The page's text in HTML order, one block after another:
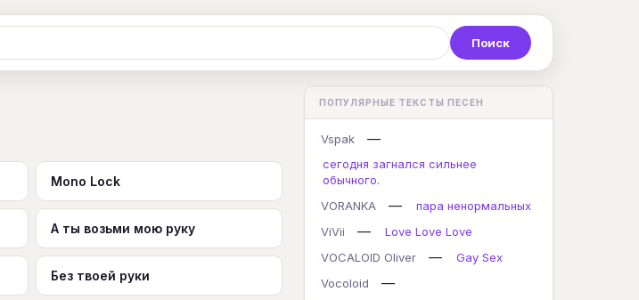
С Т У Ф Х Ц
L M N O P Q
Mono Lock
А ты возьми мою руку
Без твоей руки
ПОПУЛЯРНЫЕ ТЕКСТЫ ПЕСЕН
Vspak —
сегодня загнался сильнее
обычного.
VORANKA
—
пара ненормальных
ViVii
—
Love Love Love
VOCALOID Oliver
—
Gay Sex
Vocoloid
—